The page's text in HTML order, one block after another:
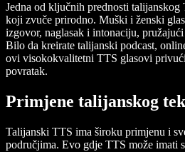
Jedna od ključnih prednosti talijanskog
koji zvuče prirodno. Muški i ženski
izgovor, naglasak i intonaciju,
Bilo da kreirate talijanski podcast,
ovi visokokvalitetni TTS glasovi
povratak.
Primjene talijanskog
Talijanski TTS ima široku primjenu i
područjima. Evo gdje TTS može imati